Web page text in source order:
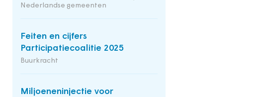
Nederlandse gemeenten
Feiten en cijfers
Participatiecoalitie 2025
Buurkracht
Miljoeneninjectie voor